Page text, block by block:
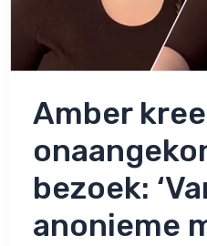
Amber
bezoek:
anonieme